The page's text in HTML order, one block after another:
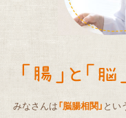
みなさんは「脳腸相関」 とい